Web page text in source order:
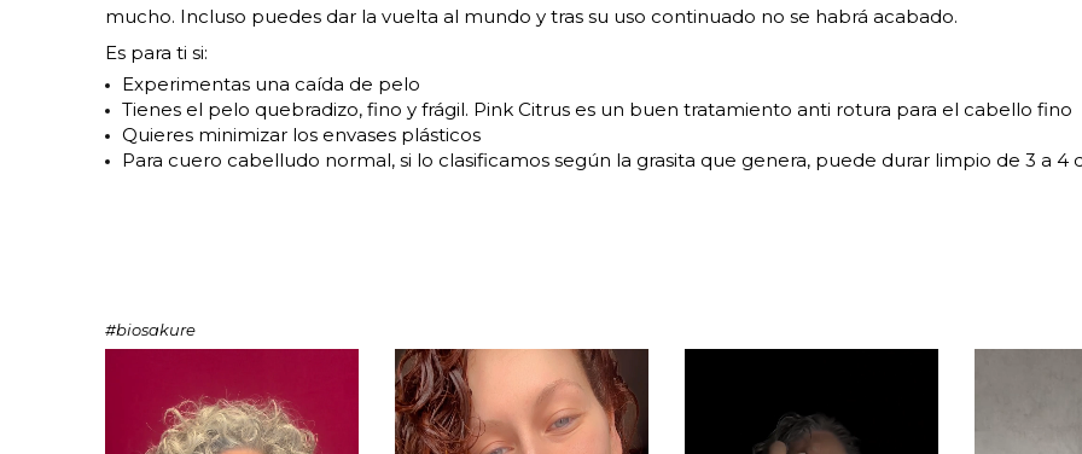
mucho. Incluso puedes dar la vuelta al mundo y tras su uso continuado no se habrá acabado.
Es para ti si:
Experimentas una caída de pelo
Tienes el pelo quebradizo, fino y frágil. Pink Citrus es un buen tratamiento anti rotura para el cabello fino
Quieres minimizar los envases plásticos
Para cuero cabelludo normal, si lo clasificamos según la grasita que genera, puede durar limpio de 3 a 4
#biosakure